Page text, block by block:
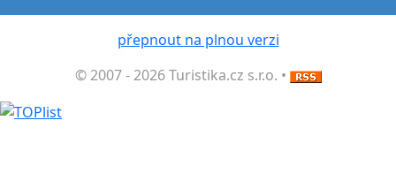
přepnout na plnou verzi
© 2007 - 2026 Turistika.cz s.r.o. •